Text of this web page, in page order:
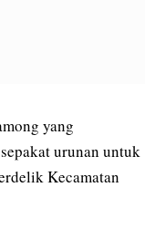
yang
urunan untuk
Kecamatan